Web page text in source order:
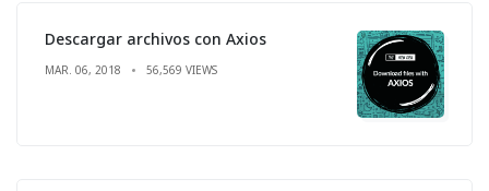
Descargar archivos con Axios
MAR. 06, 2018 56,569 VIEWS